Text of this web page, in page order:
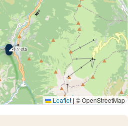
🌊 Ici
Leaflet | © OpenStreetMap